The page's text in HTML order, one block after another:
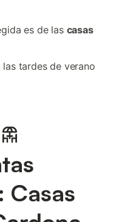
es de las casas
tardes de verano
Casas